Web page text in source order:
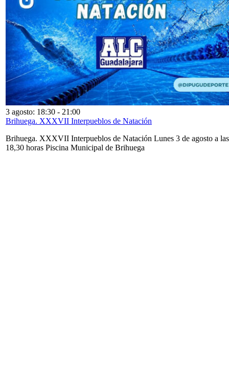
3 agosto: 18:30 - 21:00
Brihuega. XXXVII Interpueblos de Natación
Brihuega. XXXVII Interpueblos de Natación Lunes 3 de agosto a las
18,30 horas Piscina Municipal de Brihuega